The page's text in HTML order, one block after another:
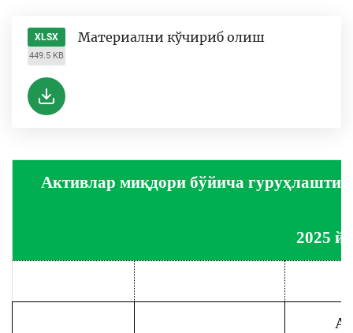
XLSX
449.5 KB
Материални кўчириб олиш
Активлар миқдори бўйича
2025